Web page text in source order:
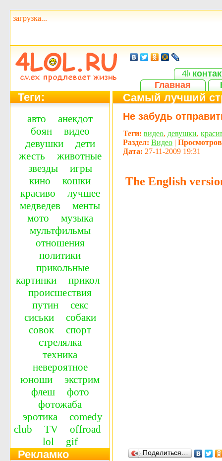
загрузка...
Главная
Теги:
авто
анекдот
боян
видео
девушки
дети
жесть
животные
звезды
игры
кино
кошки
красиво
лучшее
медведев
менты
мото
музыка
мультфильмы
отношения
политики
прикольные
картинки
прикол
происшествия
путин
секс
сиськи
собаки
совок
спорт
стрелялка
техника
невероятное
юноши
экстрим
флеш
фото
фотожаба
эротика
сomedy
сlub
TV
offroad
lol
gif
Рекламко
Самый лучший
Не забудь
Теги: видео, девушки,
Раздел: Видео |
Дата: 27-11-2009 19:31
The English
Поделиться…